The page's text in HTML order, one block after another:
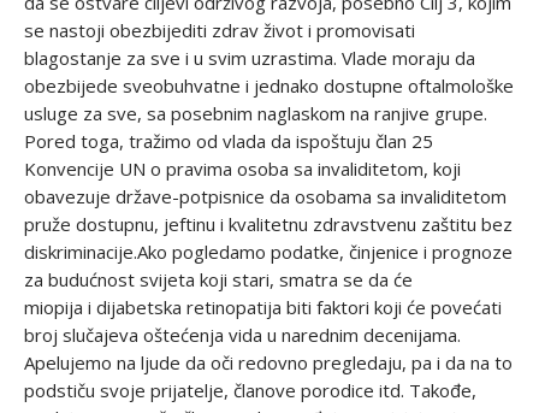
se nastoji obezbijediti zdrav život i promovisati
blagostanje za sve i u svim uzrastima. Vlade moraju da
obezbijede sveobuhvatne i jednako dostupne oftalmološke
usluge za sve, sa posebnim naglaskom na ranjive grupe.​
Pored toga, tražimo od vlada da ispoštuju član 25
Konvencije UN o pravima osoba sa invaliditetom, koji
obavezuje države-potpisnice da osobama sa invaliditetom
pruže dostupnu, jeftinu i kvalitetnu zdravstvenu zaštitu bez
diskriminacije.​Ako pogledamo podatke, činjenice i prognoze
za budućnost svijeta koji stari, smatra se da će
miopija i dijabetska retinopatija biti faktori koji će povećati
broj slučajeva oštećenja vida u narednim decenijama.
Apelujemo na ljude da oči redovno pregledaju, pa i da na to
podstiču svoje prijatelje, članove porodice itd.​ Takođe,